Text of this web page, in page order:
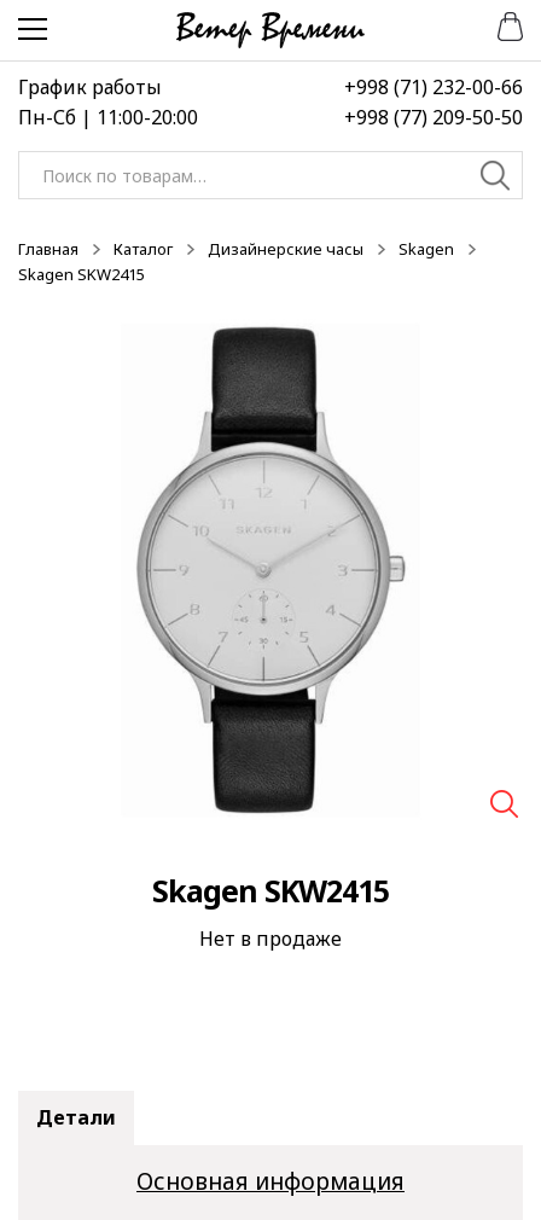
Перейти
навигации
Перейти
содержимому
График работы
Пн-Сб | 11:00-20:00
+998 (71) 232-00-66
+998 (77) 209-50-50
Искать:
Главная Каталог Дизайнерские часы
Skagen
Skagen SKW2415
Skagen SKW2415
Нет в продаже
Детали
Основная информация
-50%
-50%
-50%